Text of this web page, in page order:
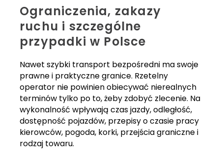
Ograniczenia, zakazy
ruchu i szczególne
przypadki w Polsce
Nawet szybki transport bezpośredni ma swoje
prawne i praktyczne granice. Rzetelny
operator nie powinien obiecywać nierealnych
terminów tylko po to, żeby zdobyć zlecenie. Na
wykonalność wpływają czas jazdy, odległość,
dostępność pojazdów, przepisy o czasie pracy
kierowców, pogoda, korki, przejścia graniczne i
rodzaj towaru.